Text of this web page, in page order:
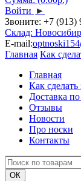
Войти ►
Звоните: +7 (913)
Склад:
E-mail:
Главная Как
Главная
Как сделать
Доставка
Отзывы
Новости
Про носки
Контакты